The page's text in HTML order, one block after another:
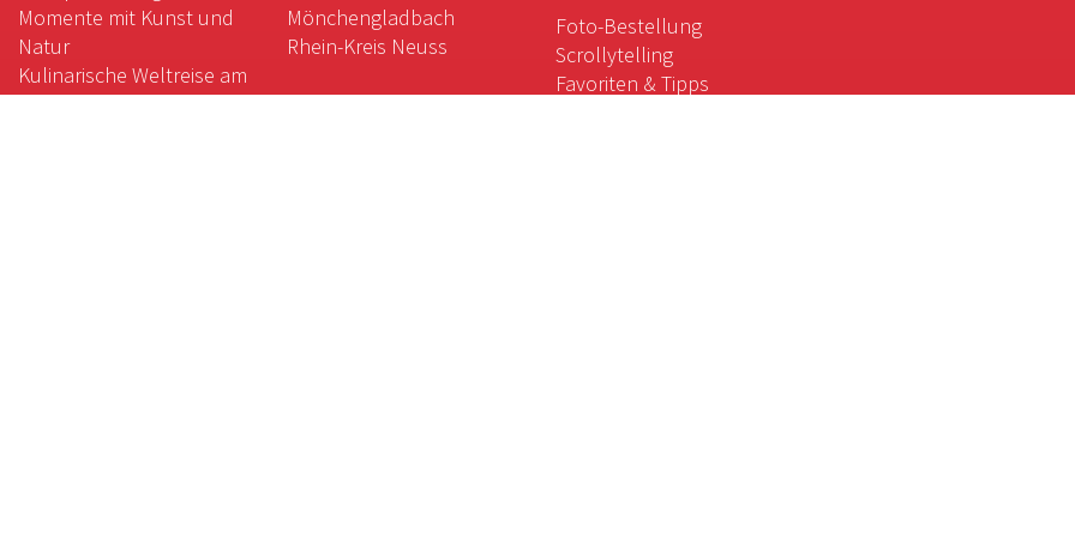
Momente mit Kunst und
Natur
Kulinarische Weltreise am
Niederrhein
Mönchengladbach
Rhein-Kreis Neuss
Foto-Bestellung
Scrollytelling
Favoriten & Tipps